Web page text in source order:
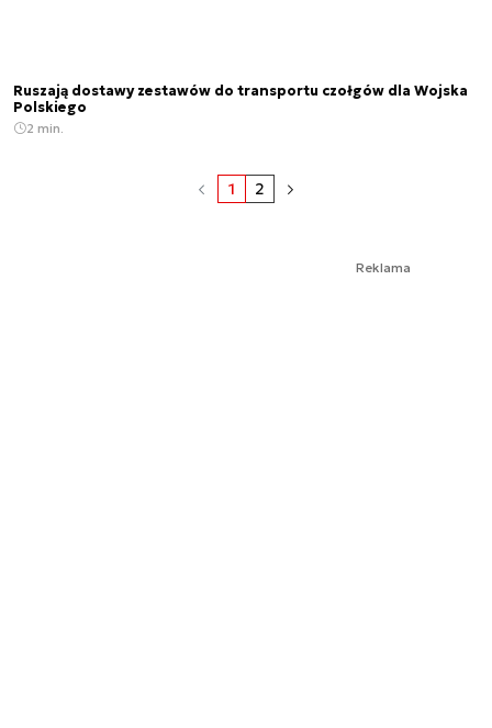
Ruszają dostawy zestawów do transportu czołgów dla Wojska
Polskiego
2 min.
1 2
Reklama